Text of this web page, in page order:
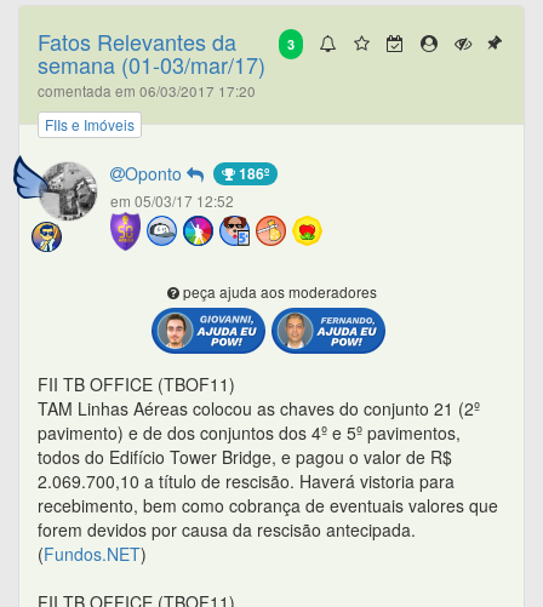
3
Fatos Relevantes da
semana (01-03/mar/17)
comentada em 06/03/2017 17:20
FIIs e Imóveis
Oponto 186º
em 05/03/17 12:52
peça ajuda aos moderadores
FII TB OFFICE (TBOF11)
TAM Linhas Aéreas colocou as chaves do conjunto 21 (2º
pavimento) e de dos conjuntos dos 4º e 5º pavimentos,
todos do Edifício Tower Bridge, e pagou o valor de R$
2.069.700,10 a título de rescisão. Haverá vistoria para
recebimento, bem como cobrança de eventuais valores que
forem devidos por causa da rescisão antecipada.
(Fundos.NET)
FII TB OFFICE (TBOF11)